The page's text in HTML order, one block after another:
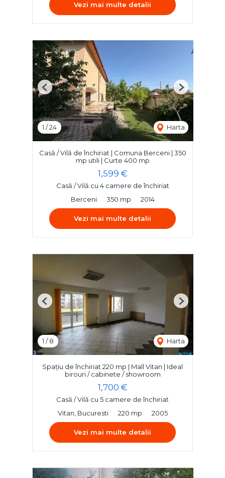
Vezi mai multe detalii
1 /24 Harta
Previous Next
Casă / Vilă de închiriat | Comuna Berceni | 350
mp utili | Curte 400 mp
1,599 €
Casă / Vilă cu 4 camere de închiriat
Berceni
350 mp 2014
Vezi mai multe detalii
1 /8 Harta
Previous Next
Spațiu de închiriat 220 mp | Mall Vitan | Ideal
birouri / cabinete / showroom
1,700 €
Casă / Vilă cu 5 camere de închiriat
Vitan, Bucuresti
220 mp 2005
Vezi mai multe detalii